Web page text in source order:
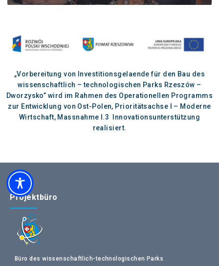
„Vorbereitung von Investitionsgelaende für den Bau des
wissenschaftlich – technologischen Parks Rzeszów –
Dworzysko” wird im Rahmen des Operationellen Programms
zur Entwicklung von Ost-Polen, Prioritätsachse I – Moderne
Wirtschaft, Massnahme I.3 Innovationsunterstützung
realisiert.
Projektbüro
Büro des wissenschaftlich-technologischen Parks